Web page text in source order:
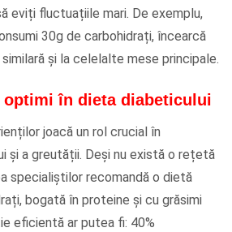
eviți fluctuațiile mari. De exemplu,
30g de carbohidrați, încearcă
și la celelalte mese principale.
în dieta diabeticului
joacă un rol crucial în
și a greutății. Deși nu există o rețetă
specialiștilor recomandă o dietă
bogată în proteine și cu grăsimi
eficientă ar putea fi: 40%